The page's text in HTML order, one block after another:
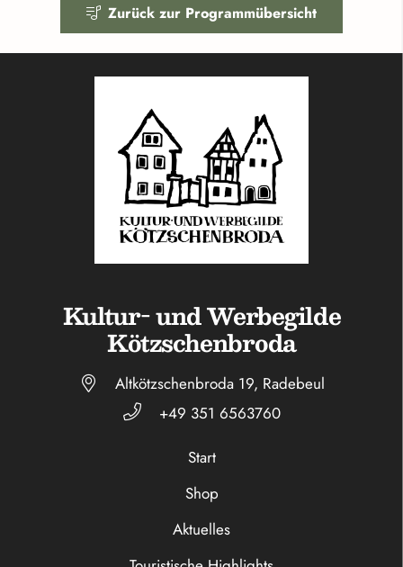
Zurück zur Programmübersicht
Kultur- und Werbegilde
Kötzschenbroda
Altkötzschenbroda 19, Radebeul
+49 351 6563760
Start
Shop
Aktuelles